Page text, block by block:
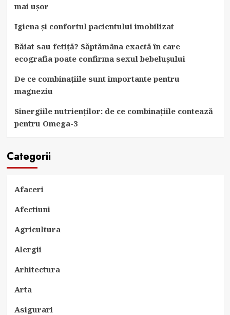
mai ușor
Igiena și confortul pacientului imobilizat
Băiat sau fetiță? Săptămâna exactă în care
ecografia poate confirma sexul bebelușului
De ce combinațiile sunt importante pentru
magneziu
Sinergiile nutrienților: de ce combinațiile contează
pentru Omega-3
Categorii
Afaceri
Afectiuni
Agricultura
Alergii
Arhitectura
Arta
Asigurari